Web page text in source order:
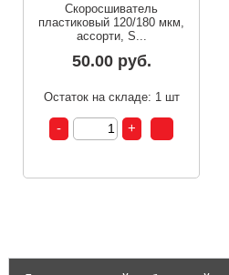
Скоросшиватель
пластиковый 120/180 мкм,
ассорти, S...
50.00 руб.
Остаток на складе: 1 шт